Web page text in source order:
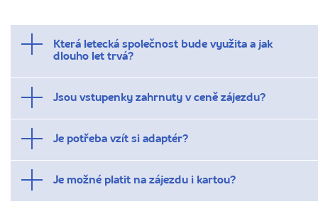
Která letecká společnost bude využita a jak
dlouho let trvá?
Jsou vstupenky zahrnuty v ceně zájezdu?
Je potřeba vzít si adaptér?
Je možné platit na zájezdu i kartou?